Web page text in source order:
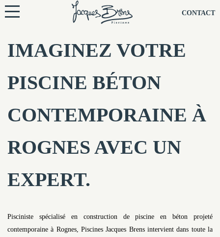
CONTACT
IMAGINEZ VOTRE
PISCINE BÉTON
CONTEMPORAINE À
ROGNES AVEC UN
EXPERT.
Pisciniste spécialisé en construction de piscine en béton projeté
contemporaine à Rognes, Piscines Jacques Brens intervient dans toute la
NOS PISCINES
NOTRE TECHNIQUE
NOS CONSEILS
NOS AGENCES
CONTACTEZ-NOUS